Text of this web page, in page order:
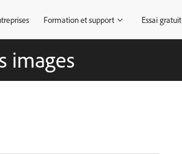
Formation et support Essai gratuit
images